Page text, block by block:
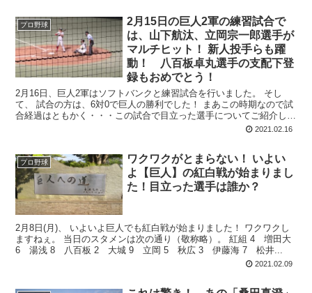
プロ野球
2月15日の巨人2軍の練習試合で
は、山下航汰、立岡宗一郎選手が
マルチヒット！ 新人投手らも躍
動！ 八百板卓丸選手の支配下登
録もおめでとう！
2月16日、巨人2軍はソフトバンクと練習試合を行いました。 そし
て、 試合の方は、6対0で巨人の勝利でした！ まあこの時期なので試
合経過はともかく・・・この試合で目立った選手についてご紹介しま
2021.02.16
プロ野球
ワクワクがとまらない！ いよい
よ【巨人】の紅白戦が始まりまし
た！目立った選手は誰か？
2月8日(月)、 いよいよ巨人でも紅白戦が始まりました！ ワクワクし
ますねぇ。 当日のスタメンは次の通り（敬称略）。 紅組 4 増田大
6 湯浅 8 八百板 2 大城 9 立岡 5 秋広 3 伊藤海 7 松井...
2021.02.09